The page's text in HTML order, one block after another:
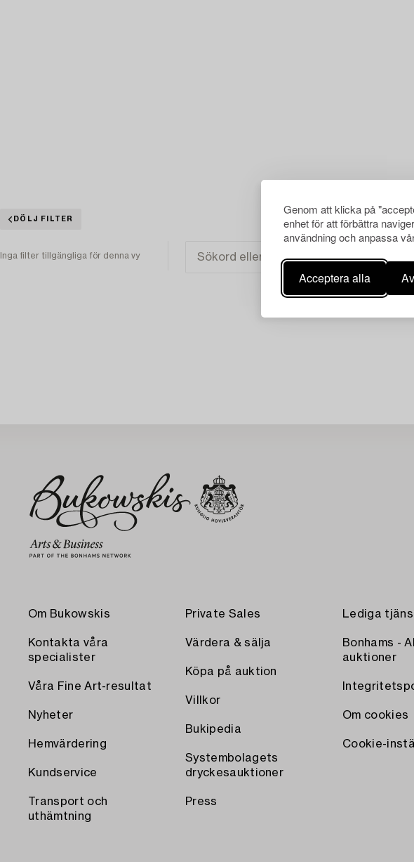
Genom att klicka på
enhet för att förbättra
användning och anpassa
Acceptera alla
DÖLJ FILTER
Inga filter tillgängliga för denna vy
Om Bukowskis
Kontakta våra
specialister
Våra Fine Art-resultat
Nyheter
Hemvärdering
Kundservice
Transport och
uthämtning
Private Sales
Värdera & sälja
Köpa på auktion
Villkor
Bukipedia
Systembolagets
dryckesauktioner
Press
Lediga
Bonhams -
auktioner
Om cookies
Cookie-